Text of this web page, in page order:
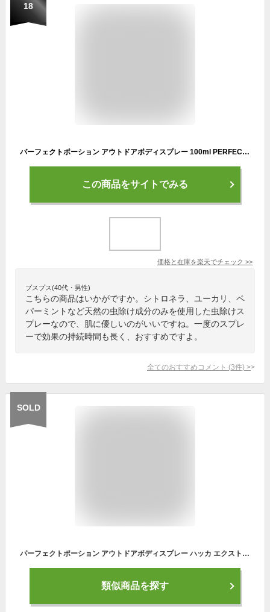
18
パーフェクトポーション アウトドアボディスプレー 100ml PERFECT POTION エクストラ ハッカ オーストラリア オーガニック アロマスプレー ボディケアスプレー 天然成分 ハーブ フレッシュ 衣料 ギフト 母の日 ガーデニング キャンプ アウトドア
この商品をサイトでみる
価格と在庫を楽天でチェック >>
プスプス(40代・男性)
こちらの商品はいかがですか。シトロネラ、ユーカリ、ペ
パーミントなど天然の虫除け成分のみを使用した虫除けス
プレーなので、肌に優しいのがいいですね。一度のスプレ
ーで効果の持続時間も長く、おすすめですよ。
全てのおすすめコメント (3件) >
SOLD
パーフェクトポーション アウトドアボディスプレー ハッカ エクストラ 125ml 2種から選べる (1本セット オーガニック 無添加 虫除けスプレー 天然 アロマ ハーブ)【ディート不使用 子ども 敏感肌 アウトドア キャンプ 】
類似商品を探す